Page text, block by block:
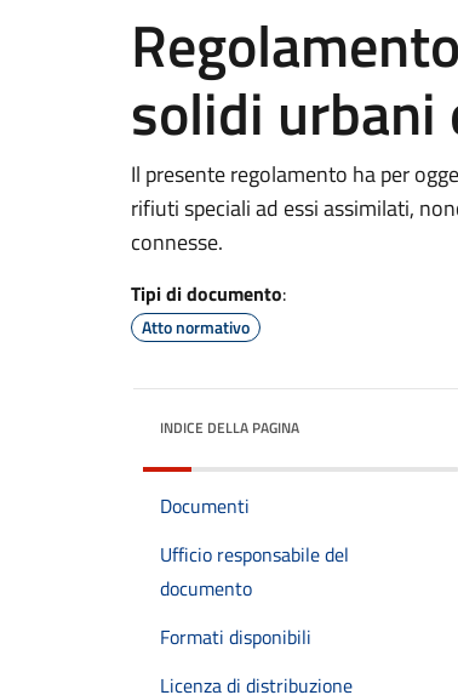
solidi
Il presente regolamento ha per
rifiuti speciali ad essi assimilati,
connesse.
Tipi di documento:
Atto normativo
INDICE DELLA PAGINA
Documenti
Ufficio responsabile del
documento
Formati disponibili
Licenza di distribuzione